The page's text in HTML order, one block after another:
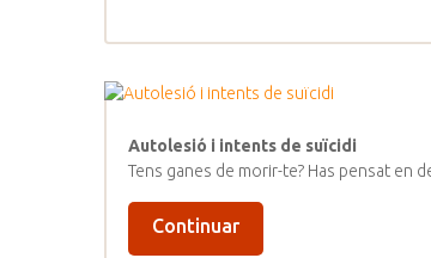
Autolesió i intents de suïcidi
Tens ganes de morir-te? Has pensat en
Continuar